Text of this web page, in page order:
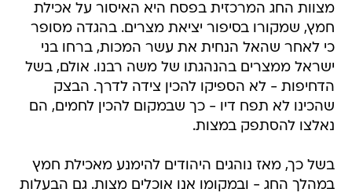
מצוות החג המרכזית בפסח היא האיסור על אכילת
חמץ, שמקורו בסיפור יציאת מצרים. בהגדה מסופר
כי לאחר שהאל הנחית את עשר המכות, ברחו בני
ישראל ממצרים בהנהגתו של משה רבנו. אולם, בשל
הדחיפות - לא הספיקו להכין צידה לדרך. הבצק
שהכינו לא תפח דיו - כך שבמקום להכין לחמים, הם
נאלצו להסתפק במצות.
בשל כך, מאז נוהגים היהודים להימנע מאכילת חמץ
במהלך החג - ובמקומו אנו אוכלים מצות. גם הבעלות